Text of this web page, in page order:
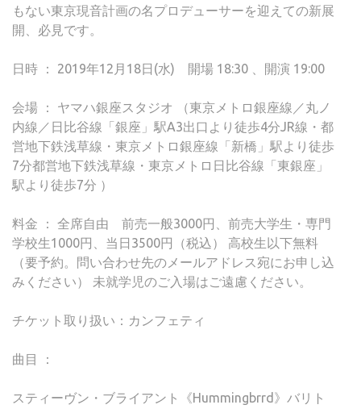
もない東京現音計画の名プロデューサーを迎えての新展
開、必見です。
日時 ： 2019年12月18日(水) 開場 18:30 、開演 19:00
会場 ： ヤマハ銀座スタジオ
（東京メトロ銀座線／丸ノ
内線／日比谷線「銀座」駅A3出口より徒歩4分JR線・都
営地下鉄浅草線・東京メトロ銀座線「新橋」駅より徒歩
7分都営地下鉄浅草線・東京メトロ日比谷線「東銀座」
駅より徒歩7分 ）
料金 ： 全席自由 前売一般3000円、前売大学生・専門
学校生1000円、当日3500円（税込） 高校生以下無料
（要予約。問い合わせ先のメールアドレス宛にお申し込
みください） 未就学児のご入場はご遠慮ください。
チケット取り扱い：カンフェティ
曲目 ：
スティーヴン・ブライアント《Hummingbrrd》バリト